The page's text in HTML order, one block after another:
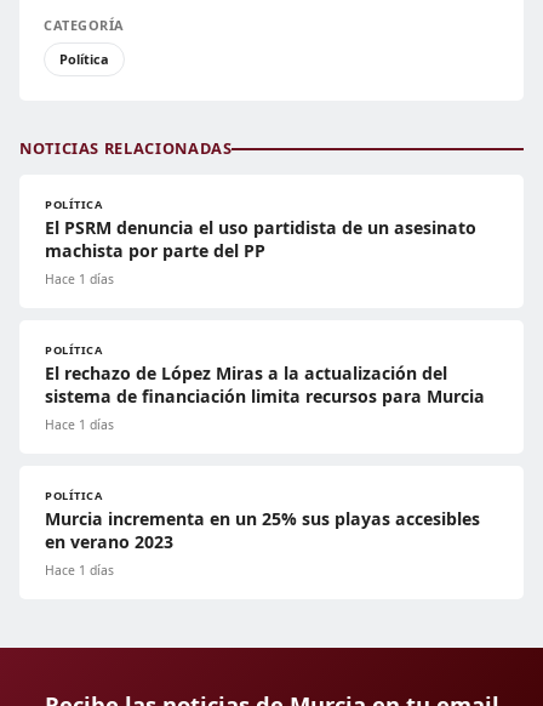
CATEGORÍA
Política
NOTICIAS RELACIONADAS
POLÍTICA
El PSRM denuncia el uso partidista de un asesinato
machista por parte del PP
Hace 1 días
POLÍTICA
El rechazo de López Miras a la actualización del
sistema de financiación limita recursos para Murcia
Hace 1 días
POLÍTICA
Murcia incrementa en un 25% sus playas accesibles
en verano 2023
Hace 1 días